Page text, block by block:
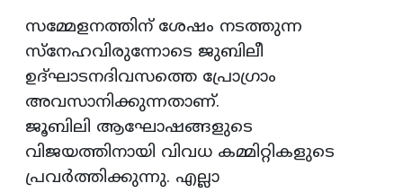
സമ്മേളനത്തിന് ശേഷം നടത്തുന്ന
സ്നേഹവിരുന്നോടെ ജുബിലീ
ഉദ്ഘാടനദിവസത്തെ പ്രോഗ്രാം
അവസാനിക്കുന്നതാണ്.
ജൂബിലി ആഘോഷങ്ങളുടെ
വിജയത്തിനായി വിവധ കമ്മിറ്റികളുടെ
പ്രവര്‍ത്തിക്കുന്നു. എല്ലാ